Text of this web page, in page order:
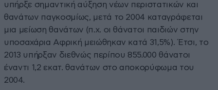
υπήρξε σημαντική αύξηση νέων περιστατικών και
θανάτων παγκοσμίως, μετά το 2004 καταγράφεται
μια μείωση θανάτων (π.χ. οι θάνατοι παιδιών στην
υποσαχάρια Αφρική μειώθηκαν κατά 31,5%). Έτσι, το
2013 υπήρξαν διεθνώς περίπου 855.000 θάνατοι
έναντι 1,2 εκατ. θανάτων στο αποκορύφωμα του
2004.